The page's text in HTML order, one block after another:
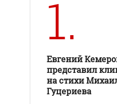
1.
Евгений
представил
на стихи
Гуцериева